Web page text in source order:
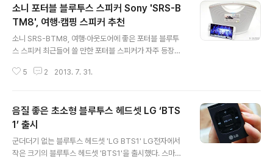
소니 포터블 블루투스 스피커 Sony 'SRS-B
TM8', 여행·캠핑 스피커 추천
소니 SRS-BTM8, 여행·아웃도어에 좋은 포터블 블루투
스 스피커 최근들어 쓸 만한 포터블 스피커가 자주 등장하
나 스마트폰 등과 연결성이 좋고 휴대성을 강조하고 있어
하게 할 만한 제품이다. 특히 이 제품은 생김새도 특이하고
사운드의 무게감 등이 휴대성 만을 강조하여 작게 만들어
진 다른 제품과는 다른 존재감이 있다. 아마도 얼마전에 소
개했더 작은 스피커인 'SRS-BTV5'와 이 제품을 동시에
출시하면서 포터블 시장에 도전하는 듯 하다.(360도 사운
5 2 2013. 7. 31.
음질 좋은 초소형 블루투스 헤드셋 LG ‘BTS
1’ 출시
군더더기 없는 블루투스 헤드셋 'LG BTS1' LG전자에서
작은 크기의 블루투스 헤드셋 'BTS1'을 출시했다. 스마트